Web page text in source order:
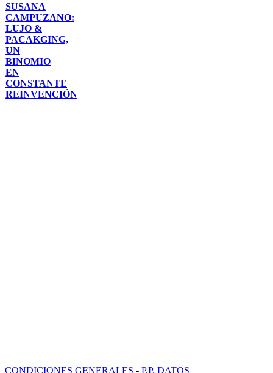
SUSANA
CAMPUZANO:
LUJO &
PACAKGING,
UN
BINOMIO
EN
CONSTANTE
REINVENCIÓN
CONDICIONES GENERALES - P.P. DATOS